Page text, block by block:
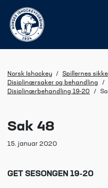
Norsk Ishockey / Spillernes
Disiplinærsaker og behandling
/
Disiplinærbehandling 19-20
/
Sak 48
15. januar 2020
GET SESONGEN 19-20